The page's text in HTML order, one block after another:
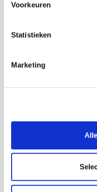
Voorkeuren
Statistieken
Marketing
Diameter: 60 cm
incl. BTW